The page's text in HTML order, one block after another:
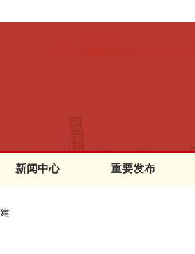
新闻中心 重要发布